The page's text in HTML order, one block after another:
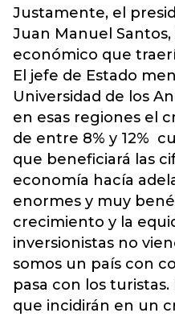
Justamente, el
Juan Manuel
económico que
El jefe de Estado
Universidad de los
en esas regiones el
de entre 8% y 12%
que beneficiará las
economía hacía
enormes y muy
crecimiento y la
inversionistas no
somos un país con
pasa con los
que incidirán en un